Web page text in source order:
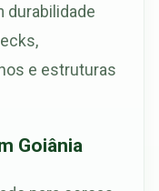
durabilidade
e estruturas
Goiânia